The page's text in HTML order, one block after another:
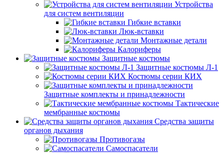
Устройства
для систем вентиляции
Гибкие вставки
Люк-вставки
Монтажные детали
Калориферы
Защитные костюмы
Защитные костюмы Л-1
Костюмы серии КИХ
Защитные комплекты и принадлежности
Тактические
мембранные костюмы
Средства защиты
органов дыхания
Противогазы
Самоспасатели